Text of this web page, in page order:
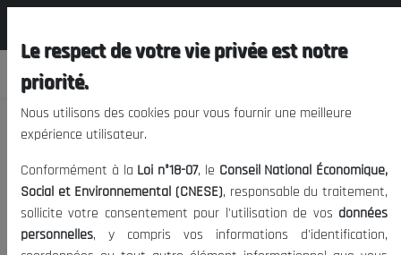
Date de publication: 31/12/2016 | Visites: 985
Le respect de votre vie privée est notre
priorité.
Nous utilisons des cookies pour vous fournir une meilleure
expérience utilisateur.
Conformément à la Loi n°18-07, le Conseil National Économique,
Social et Environnemental (CNESE), responsable du traitement,
sollicite votre consentement pour l'utilisation de vos données
personnelles, y compris vos informations d'identification,